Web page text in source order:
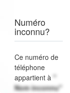
Numéro
inconnu?
Ce numéro de
téléphone
appartient à "
Nom inconnu"